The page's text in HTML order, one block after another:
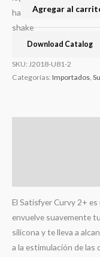
Agregar al
Download Catalog
SKU: J2018-U81-2
Categorías: Importados,
El Satisfyer Curvy 2+
envuelve suavemente
silicona y te lleva a
a la estimulación de las